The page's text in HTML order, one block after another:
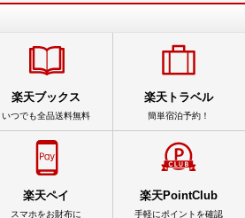
楽天ブックス
いつでも全品送料無料
楽天トラベル
簡単宿泊予約！
楽天ペイ
スマホをお財布に
楽天PointClub
手軽にポイントを確認